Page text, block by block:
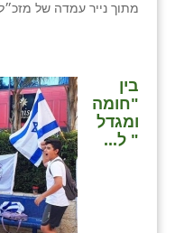
מתוך נייר עמדה של
בין
"חומה
ומגדל
" ל...